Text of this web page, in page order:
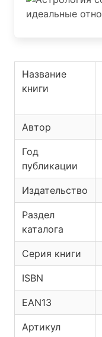
Название
книги
Автор
Год
публикации
Издательство
Раздел
каталога
Серия книги
ISBN
EAN13
Артикул